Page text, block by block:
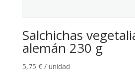
Salchichas
alemán 230 g
5,75 € / unidad